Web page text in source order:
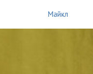
Майкл